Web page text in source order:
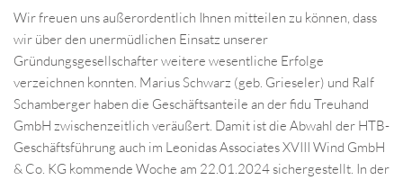
Wir freuen uns außerordentlich Ihnen mitteilen zu können, dass
wir über den unermüdlichen Einsatz unserer
Gründungsgesellschafter weitere wesentliche Erfolge
verzeichnen konnten. Marius Schwarz (geb. Grieseler) und Ralf
Schamberger haben die Geschäftsanteile an der fidu Treuhand
GmbH zwischenzeitlich veräußert. Damit ist die Abwahl der HTB-
Geschäftsführung auch im Leonidas Associates XVIII Wind GmbH
& Co. KG kommende Woche am 22.01.2024 sichergestellt. In der